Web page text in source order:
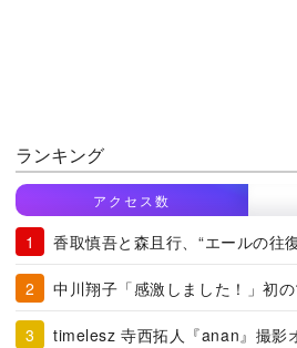
ランキング
アクセス数
香取慎吾と森且行、“エールの往
中川翔子「感激しました！」初
timelesz 寺西拓人『anan』撮影